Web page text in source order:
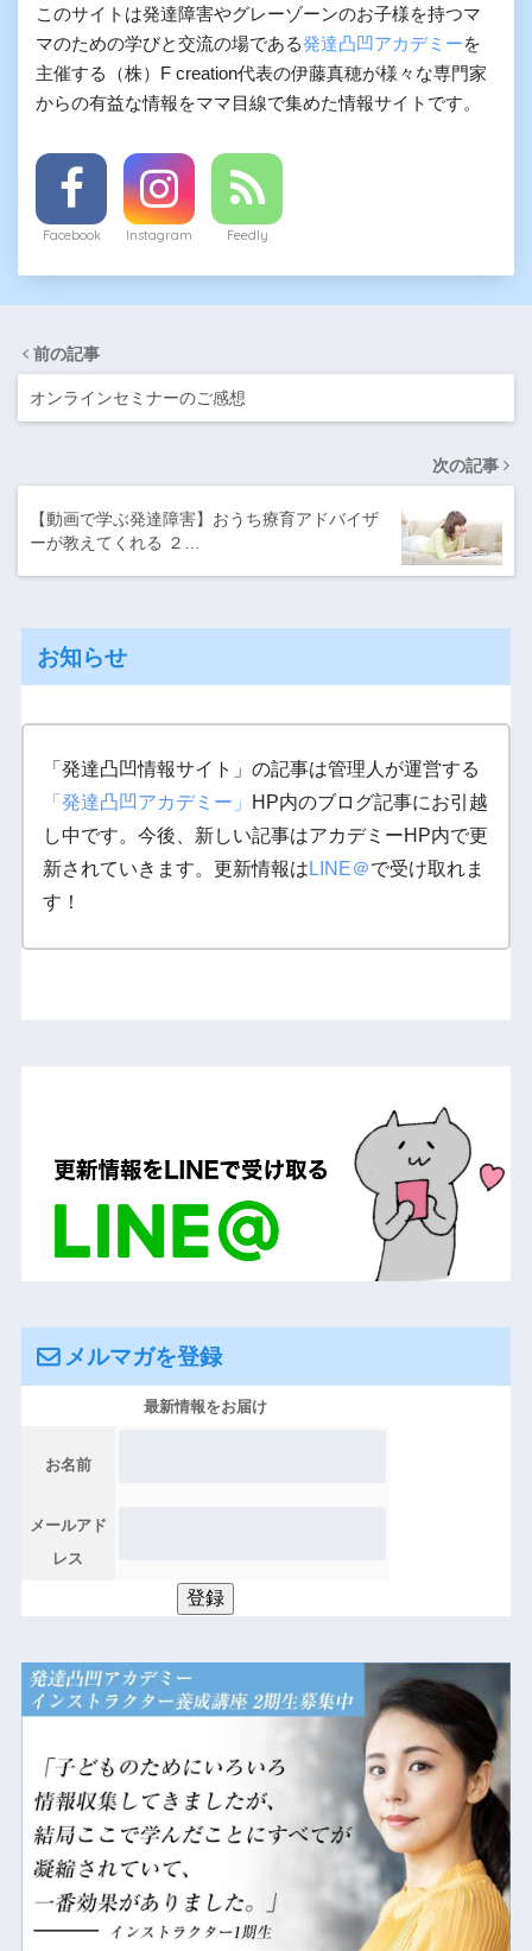
このサイトは発達障害やグレーゾーンのお子様を持つマ
マのための学びと交流の場である発達凸凹アカデミーを
主催する（株）F creation代表の伊藤真穂が様々な専門家
からの有益な情報をママ目線で集めた情報サイトです。
Facebook Instagram Feedly
前の記事
オンラインセミナーのご感想
次の記事
【動画で学ぶ発達障害】おうち療育アドバイザ
ーが教えてくれる ２…
お知らせ
「発達凸凹情報サイト」の記事は管理人が運営する
「発達凸凹アカデミー」
HP内のブログ記事にお引越
し中です。今後、新しい記事はアカデミーHP内で更
新されていきます。更新情報は LINE＠で受け取れま
す！
メルマガを登録
最新情報をお届け
お名前
メールアド
レス